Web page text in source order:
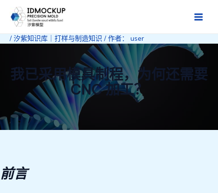
容
Main
/ 汐紫知识库｜打样与制造知识 / 作者： user
我已采用模具制程，为何还需要
CNC 加工？
前言